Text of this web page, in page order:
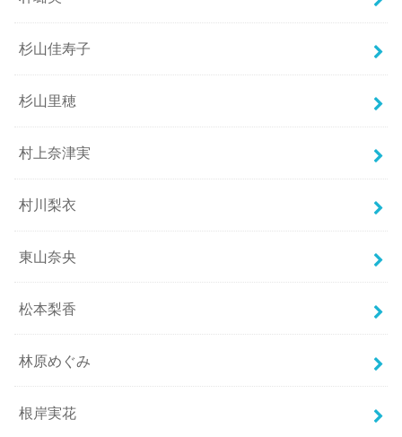
杉山佳寿子
杉山里穂
村上奈津実
村川梨衣
東山奈央
松本梨香
林原めぐみ
根岸実花